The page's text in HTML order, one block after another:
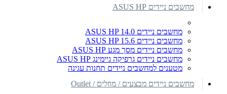
מחשבים ניידים ASUS HP
מחשבים ניידים ASUS HP 14.0
מחשבים ניידים ASUS HP 15.6
מחשבים ניידים מסך מגע ASUS HP
מחשבים ניידים גרפיקה גיימינג ASUS HP
מטענים למחשבים ניידים תחנות עגינה
מחשבים ניידים מבצעים / מוזלים / Outlet